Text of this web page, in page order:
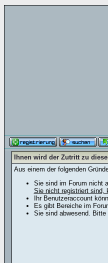
Ihnen wird der Zutritt zu
Aus einem der folgenden
Sie sind im Forum nicht
Sie nicht registriert sind,
Ihr Benutzeraccount
Es gibt Bereiche im
Sie sind abwesend.